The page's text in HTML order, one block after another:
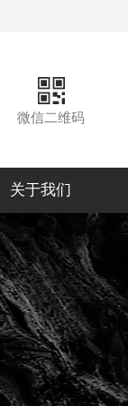
微信二维码
关于我们